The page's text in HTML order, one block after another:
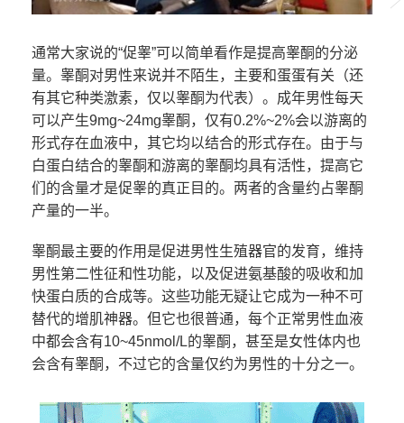
通常大家说的“促睾”可以简单看作是提高睾酮的分泌
量。睾酮对男性来说并不陌生，主要和蛋蛋有关（还
有其它种类激素，仅以睾酮为代表）。成年男性每天
可以产生9mg~24mg睾酮，仅有0.2%~2%会以游离的
形式存在血液中，其它均以结合的形式存在。由于与
白蛋白结合的睾酮和游离的睾酮均具有活性，提高它
们的含量才是促睾的真正目的。两者的含量约占睾酮
产量的一半。
睾酮最主要的作用是促进男性生殖器官的发育，维持
男性第二性征和性功能，以及促进氨基酸的吸收和加
快蛋白质的合成等。这些功能无疑让它成为一种不可
替代的增肌神器。但它也很普通，每个正常男性血液
中都会含有10~45nmol/L的睾酮，甚至是女性体内也
会含有睾酮，不过它的含量仅约为男性的十分之一。